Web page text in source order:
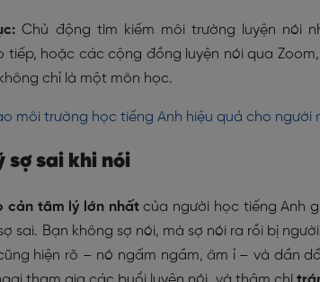
Chủ động tìm kiếm môi trường luyện nói
tiếp, hoặc các cộng đồng luyện nói qua
chỉ là một môn học.
môi trường học tiếng Anh hiệu quả cho người
sợ sai khi nói
cản tâm lý lớn nhấtcủa người học tiếng Anh
sai. Bạn không sợ nói, mà sợ nói ra rồi bị
hiện rõ – nó ngấm ngầm, âm ỉ – và dần